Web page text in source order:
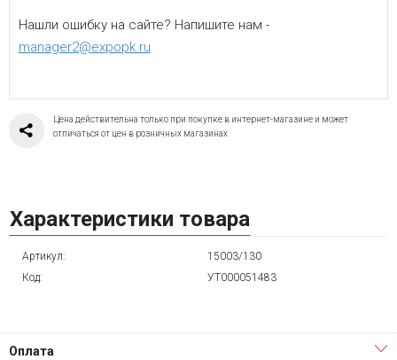
Нашли ошибку на сайте? Напишите нам -
manager2@expopk.ru
Цена действительна только при покупке в интернет-магазине и может
отличаться от цен в розничных магазинах
Характеристики товара
Артикул:
15003/130
Код:
УТ000051483
Оплата